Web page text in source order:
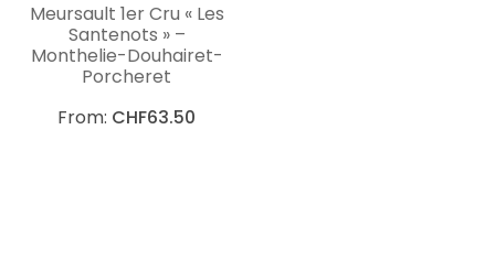
Meursault 1er Cru « Les
Santenots » –
Monthelie-Douhairet-
Porcheret
From: CHF63.50